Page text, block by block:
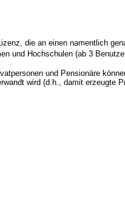
die an einen namentlich
und Hochschulen (ab 3
und Pensionäre
wird (d.h., damit erzeugte